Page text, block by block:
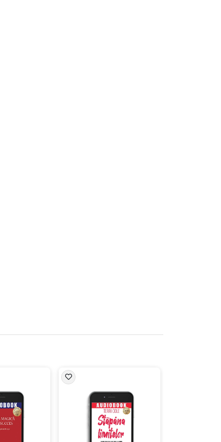
pe jos, și forma ta fizică va fi din ce în ce
sa a fost că Efectul compus este
consultant. A treia sursă de inspirație a
distins de Asociația Americană a Oratorilor
pentru unii dintre cei mai de succes
care: The Entrepreneur Roller Coaster,
l-ai avut vreodată: o formulă dovedită
GOALS (Cum să ai parte de cel mai bun
numit Efectul compus, fiind
puterea disciplinei, datorită căreia,
an, iar la douăzeci și șapte de ani,
50 de milioane de dolari.”
ce au aplicat Efectul compus,